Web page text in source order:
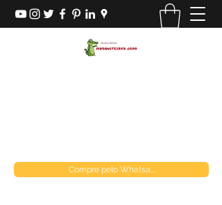
Compre pelo Whatsa...